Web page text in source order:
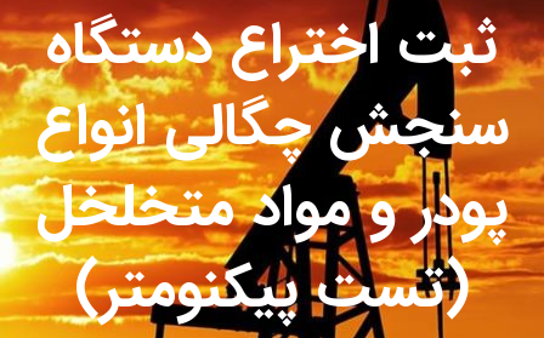
ثبت اختراع دستگاه
سنجش چگالی انواع
پودر و مواد متخلخل
(تست پیکنومتر)